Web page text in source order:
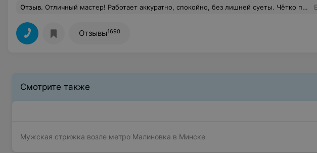
Отзыв. Отличный мастер! Работает аккуратно, спокойно, без лишней суеты. Чётко понимает все пожелания, может дать актуальные советы и рекомендации.
Отзывы1690
Смотрите также
Мужская стрижка возле метро Малиновка в Минске